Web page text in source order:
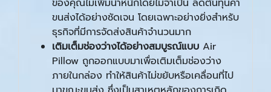
ขนส่งได้อย่างชัดเจน โดยเฉพาะอย่างยิ่งสำหรับ
ธุรกิจที่มีการจัดส่งสินค้าจำนวนมาก
เติมเต็มช่องว่างได้อย่างสมบูรณ์แบบ Air
Pillow ถูกออกแบบมาเพื่อเติมเต็มช่องว่าง
ภายในกล่อง ทำให้สินค้าไม่ขยับหรือเคลื่อนที่ไป